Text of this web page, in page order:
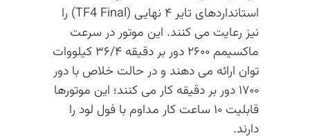
استانداردهای تایر ۴ نهایی (TF4 Final) را
نیز رعایت می کنند. این موتور در سرعت
ماکسیمم ۲۶۰۰ دور بر دقیقه ۳۶/۴ کیلووات
توان ارائه می دهند و در حالت خلاص با دور
۱۷۰۰ دور بر دقیقه کار می کنند؛ این موتورها
قابلیت ۱۰ ساعت کار مداوم با فول لود را
دارند.